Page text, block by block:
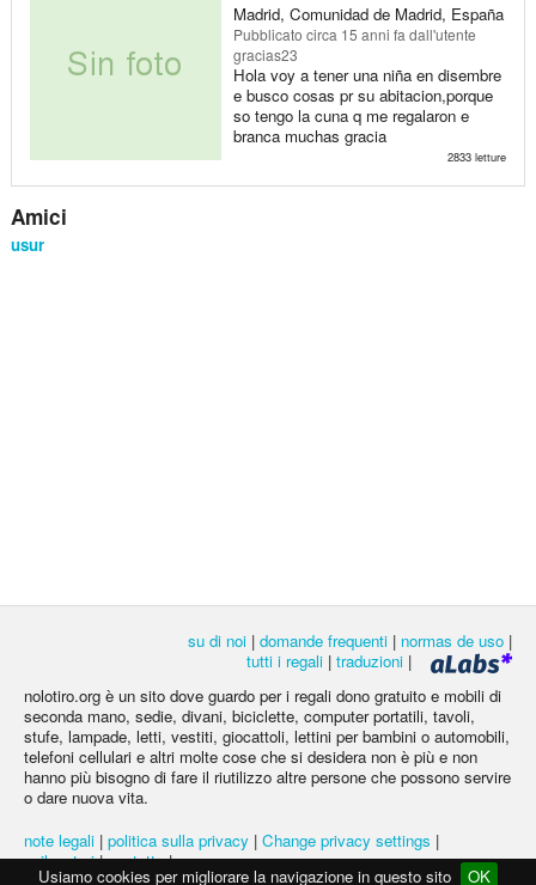
Usiamo cookies per migliorare la navigazione in questo sito OK
Madrid, Comunidad de Madrid, España
Pubblicato circa 15 anni fa dall'utente
gracias23
Hola voy a tener una niña en disembre
e busco cosas pr su abitacion,porque
so tengo la cuna q me regalaron e
branca muchas gracia
2833 letture
Amici
usur
su di noi | domande frequenti | normas de uso |
tutti i regali | traduzioni |
nolotiro.org è un sito dove guardo per i regali dono gratuito e mobili di
seconda mano, sedie, divani, biciclette, computer portatili, tavoli,
stufe, lampade, letti, vestiti, giocattoli, lettini per bambini o automobili,
telefoni cellulari e altri molte cose che si desidera non è più e non
hanno più bisogno di fare il riutilizzo altre persone che possono servire
o dare nuova vita.
note legali | politica sulla privacy | Change privacy settings |
svilupatori|contatto|